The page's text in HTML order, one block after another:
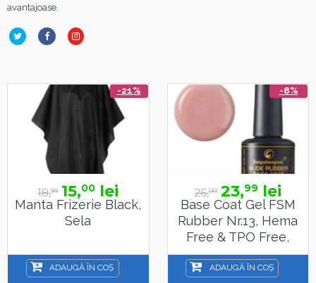
avantajoase.
-21%
18,99 15,00 lei
Manta Frizerie Black,
Sela
ADAUGĂ ÎN COȘ
-8%
26,00 23,99 lei
Base Coat Gel FSM
Rubber Nr.13, Hema
Free & TPO Free,
15ml
ADAUGĂ ÎN COȘ